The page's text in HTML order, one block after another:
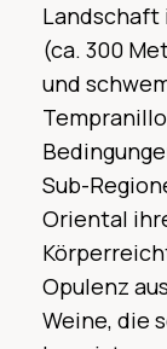
(ca. 300
und
Sub-
Oriental
Opulenz
Weine, die